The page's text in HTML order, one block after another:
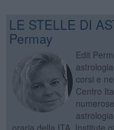
LE STELLE DI
Permay
Edit
corsi e
Centro
oraria della ITA, Institute